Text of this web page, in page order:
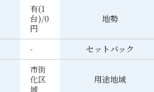
有(1
台)/0
円
地勢
- セットバック
市街
化区
域
用途地域